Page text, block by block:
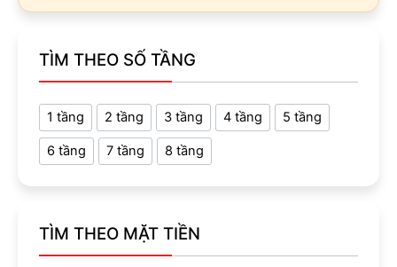
TÌM THEO SỐ TẦNG
1 tầng 2 tầng 3 tầng 4 tầng 5 tầng
6 tầng 7 tầng 8 tầng
TÌM THEO MẶT TIỀN